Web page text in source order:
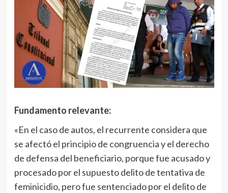
Fundamento relevante:
«En el caso de autos, el recurrente considera que
se afectó el principio de congruencia y el derecho
de defensa del beneficiario, porque fue acusado y
procesado por el supuesto delito de tentativa de
feminicidio, pero fue sentenciado por el delito de